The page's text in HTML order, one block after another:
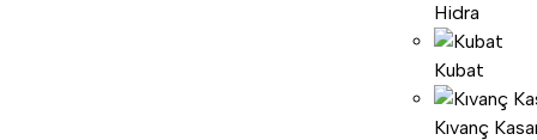
Hidra
Kubat
Kıvanç